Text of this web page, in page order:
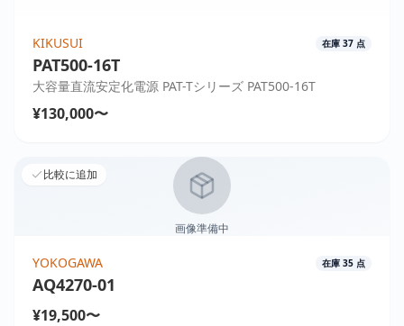
KIKUSUI 在庫 37 点
PAT500-16T
大容量直流安定化電源 PAT-Tシリーズ PAT500-16T
¥130,000〜
比較に追加
画像準備中
YOKOGAWA 在庫 35 点
AQ4270-01
¥19,500〜